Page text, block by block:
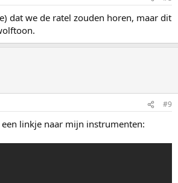
dat we de ratel zouden horen, maar dit
#9
linkje naar mijn instrumenten: